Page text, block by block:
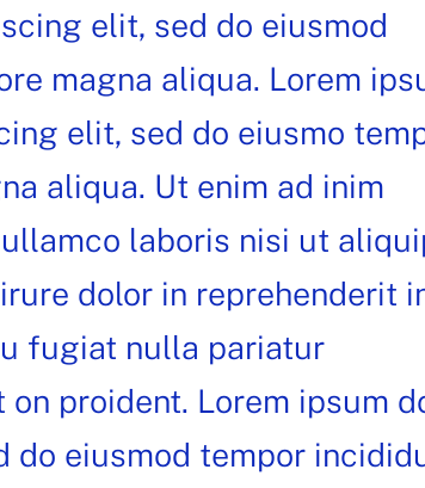
elit, sed do eiusmod
magna aliqua. Lorem
elit, sed do eiusmo
aliqua. Ut enim ad inim
laboris nisi ut
dolor in reprehenderit
fugiat nulla pariatur
proident. Lorem ipsum
do eiusmod tempor